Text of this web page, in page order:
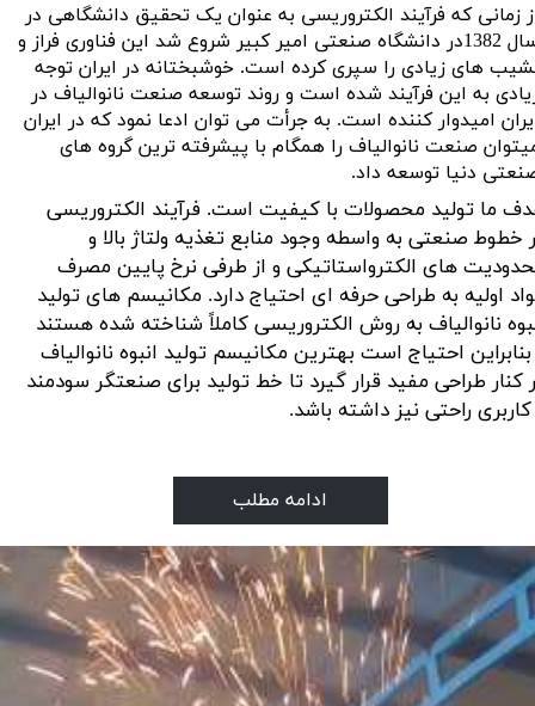
زمانی که فرآیند الکتروریسی به عنوان یک تحقیق دانشگاهی در
سال 1382در دانشگاه صنعتی امیر کبیر شروع شد این فناوری فراز و
های زیادی را سپری کرده است. خوشبختانه در ایران توجه
به این فرآیند شده است و روند توسعه صنعت نانوالیاف در
امیدوار کننده است. به جرأت می توان ادعا نمود که در ایران
صنعت نانوالیاف را همگام با پیشرفته ترین گروه های
دنیا توسعه داد.
ما تولید محصولات با کیفیت است. فرآیند الکتروریسی
خطوط صنعتی به واسطه وجود منابع تغذیه ولتاژ بالا و
های الکترواستاتیکی و از طرفی نرخ پایین مصرف
اولیه به طراحی حرفه ای احتیاج دارد. مکانیسم های تولید
نانوالیاف به روش الکتروریسی کاملاً شناخته شده هستند
احتیاج است بهترین مکانیسم تولید انبوه نانوالیاف
کنار طراحی مفید قرار گیرد تا خط تولید برای صنعتگر سودمند
راحتی نیز داشته باشد.
ادامه مطلب